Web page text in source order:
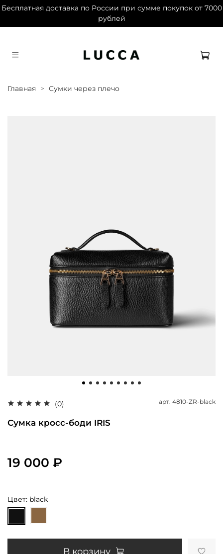
Бесплатная доставка по России при сумме покупок от 7000
рублей
Главная Сумки через плечо
(0) арт. 4810-ZR-black
Сумка кросс-боди IRIS
19 000 ₽
Цвет: black
В корзину